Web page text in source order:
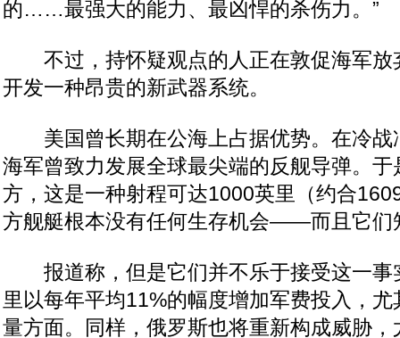
的……最强大的能力、最凶悍的杀伤力。”
不过，持怀疑观点的人正在敦促海军放
开发一种昂贵的新武器系统。
美国曾长期在公海上占据优势。在冷战
海军曾致力发展全球最尖端的反舰导弹。于
方，这是一种射程可达1000英里（约合
方舰艇根本没有任何生存机会——而且它们
报道称，但是它们并不乐于接受这一事
里以每年平均11%的幅度增加军费投入，
量方面。同样，俄罗斯也将重新构成威胁